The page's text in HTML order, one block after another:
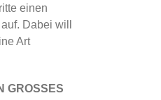
einen
Dabei will
Art
GROSSES